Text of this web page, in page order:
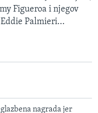
Figueroa i njegov
Palmieri...
nagrada jer